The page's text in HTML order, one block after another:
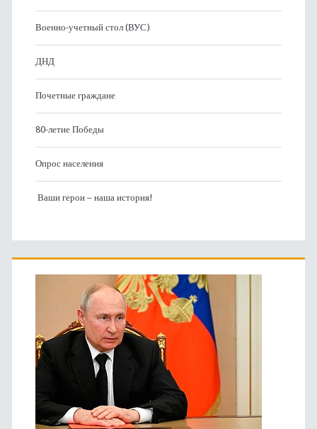
Военно-учетный стол (ВУС)
ДНД
Почетные граждане
80-летие Победы
Опрос населения
Ваши герои – наша история!